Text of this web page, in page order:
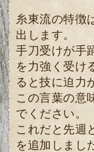
糸東流の特徴
出します。
手刀受けが手
を力強く受け
ると技に迫力
この言葉の意
でください。
これだと先週
を追加しまし